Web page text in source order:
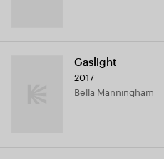
Gaslight
2017
Bella Manningham